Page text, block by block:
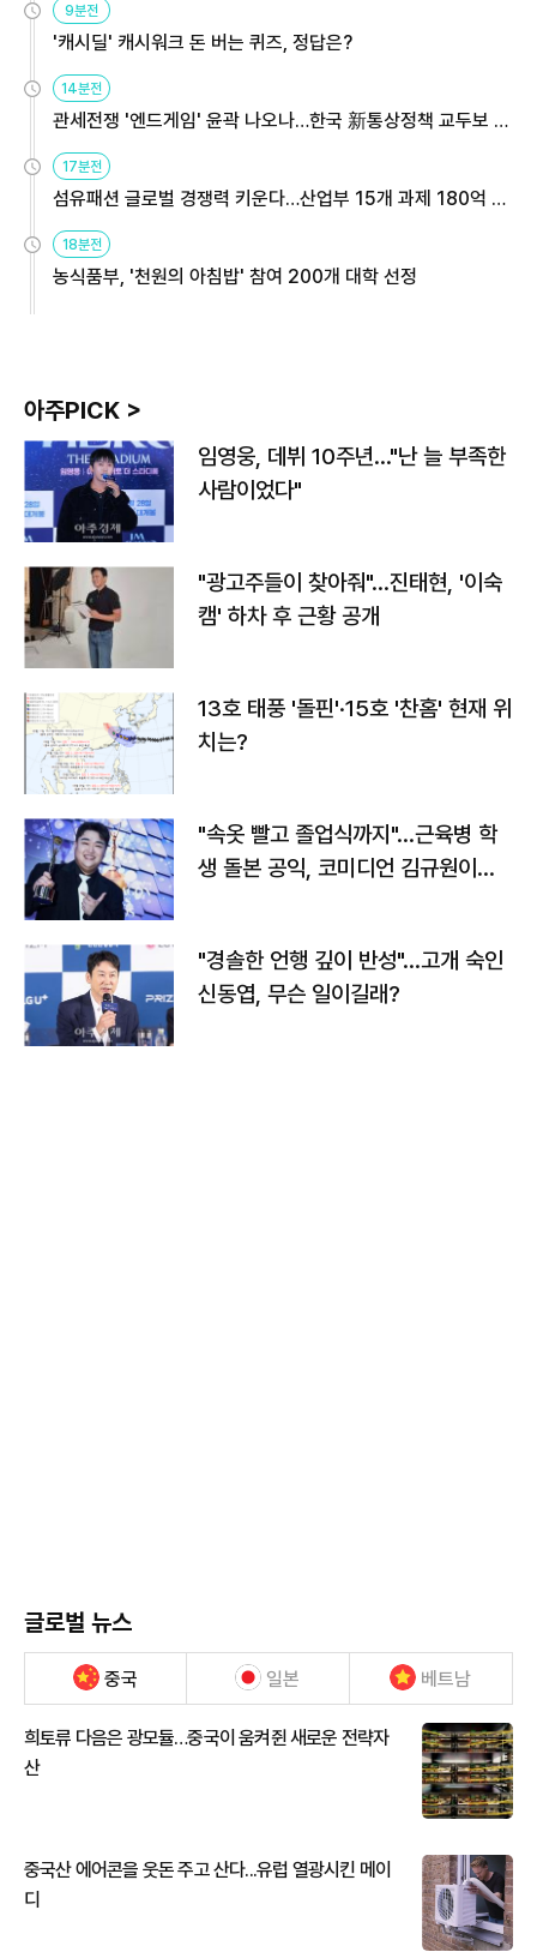
9분전
'캐시딜' 캐시워크 돈 버는 퀴즈, 정답은?
14분전
관세전쟁 '엔드게임' 윤곽 나오나…한국 新통상정책 교두보 활
용해야
17분전
섬유패션 글로벌 경쟁력 키운다…산업부 15개 과제 180억 지
원
18분전
농식품부, '천원의 아침밥' 참여 200개 대학 선정
아주PICK >
임영웅, 데뷔 10주년…"난 늘 부족한
사람이었다"
"광고주들이 찾아줘"…진태현, '이숙
캠' 하차 후 근황 공개
13호 태풍 '돌핀'·15호 '찬홈' 현재 위
치는?
"속옷 빨고 졸업식까지"…근육병 학
생 돌본 공익, 코미디언 김규원이었
"경솔한 언행 깊이 반성"…고개 숙인
신동엽, 무슨 일이길래?
글로벌 뉴스
중국 일본 베트남
희토류 다음은 광모듈…중국이 움켜쥔 새로운 전략자
산
중국산 에어콘을 웃돈 주고 산다...유럽 열광시킨 메이
디